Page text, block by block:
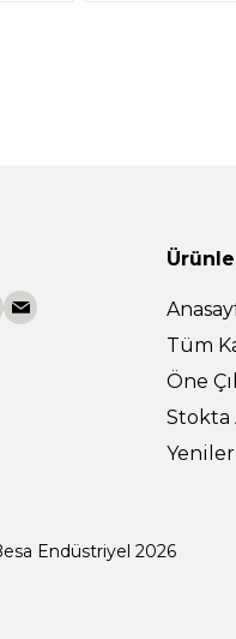
Tüm
Öne
Stokta
Yeniler
Endüstriyel 2026